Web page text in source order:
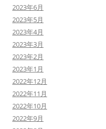
2023年6月
2023年5月
2023年4月
2023年3月
2023年2月
2023年1月
2022年12月
2022年11月
2022年10月
2022年9月